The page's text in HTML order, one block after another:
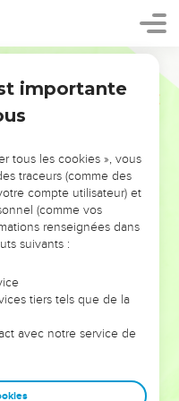
!
VOUS ÉVITER LES
les doutes, les erreurs
alors même que ce
façonnés.
et responsables
afin que leurs erreurs
importante
tous les cookies », vous
traceurs (comme des
compte utilisateur) et
(comme vos
renseignées dans
suivants :
tiers tels que de la
avec notre service de